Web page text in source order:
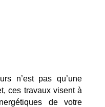
n’est pas qu’une
ces travaux visent à
de votre